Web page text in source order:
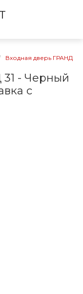
Входная дверь ГРАНД
- Черный
с